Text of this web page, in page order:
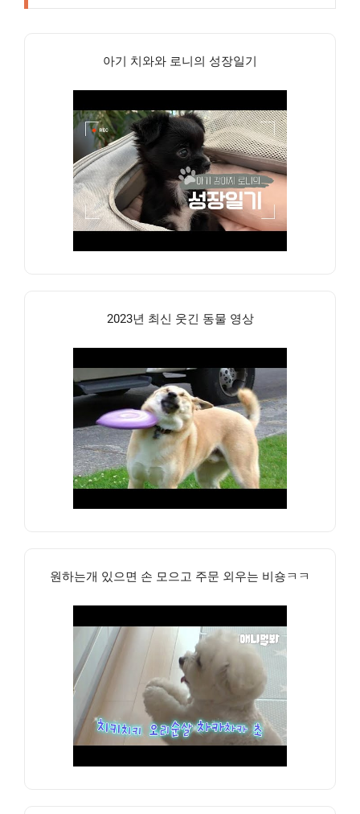
아기 치와와 로니의 성장일기
2023년 최신 웃긴 동물 영상
원하는개 있으면 손 모으고 주문 외우는 비숑ㅋㅋ